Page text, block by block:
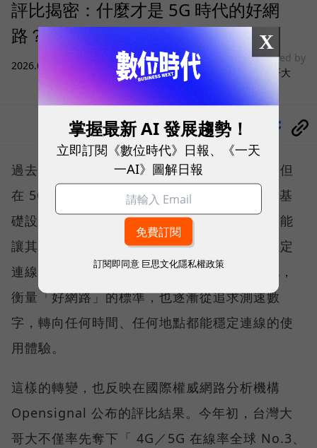
評比揭密：什麼才是 5G 時代的好網
路？
2026.08.03 3C生活
sponsored by
台灣大哥大
分享
過去，下載速度是評價電信服務的重要指標，但
在 5G 成為工作、娛樂、生活不可或缺的數位基
礎設施後，消費者發現，再快的網速，如果不能
讓其在人潮聚集、高速移動或室內空間維持穩定
連線，即無法轉換成好的使用體驗，也因如此，
衡量「好網路」的標準，也逐漸從追求測速數
字，轉向任何時間、任何地點都能穩定連線的使
用體驗。
這樣的轉變，也反映在國際權威網路分析機構
Opensignal 公布的評比結果。今年初，台灣大
哥大不僅率先奪下「 4G／5G 在線率全球 No.3、
X
掌握最新 AI 發展趨勢！
立即訂閱《數位時代》日報、《一天
一AI》圖解日報
訂閱即同意 巨思文化隱私權政策